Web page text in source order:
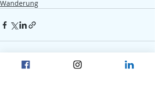
Wanderung